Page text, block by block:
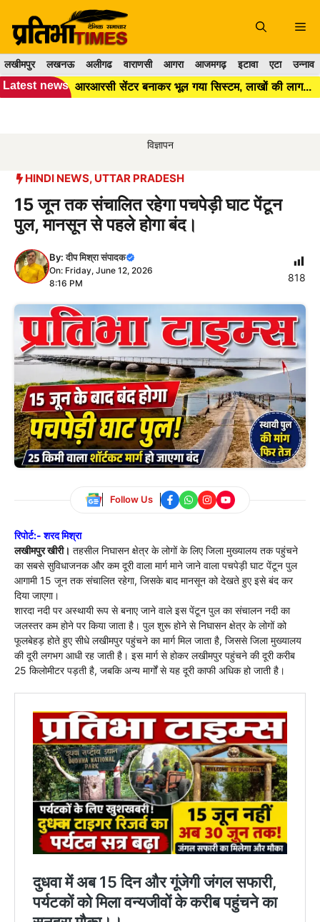
content
लखीमपुर लखनऊ अलीगढ वाराणसी आगरा आजमगढ़ इटावा एटा उन्नाव
Latest news आरआरसी सेंटर बनाकर भूल गया सिस्टम, लाखों की लागत के बाद भी कूड़ा प्रबंधन बेपटरी।।
विज्ञापन
HINDI NEWS, UTTAR PRADESH
15 जून तक संचालित रहेगा पचपेड़ी घाट पेंटून
पुल, मानसून से पहले होगा बंद।
By:दीप मिश्रा संपादक
On: Friday, June 12, 2026
8:16 PM
818
Follow Us
रिपोर्ट:- शरद मिश्रा
लखीमपुर खीरी। तहसील निघासन क्षेत्र के लोगों के लिए जिला मुख्यालय तक पहुंचने
का सबसे सुविधाजनक और कम दूरी वाला मार्ग माने जाने वाला पचपेड़ी घाट पेंटून पुल
आगामी 15 जून तक संचालित रहेगा, जिसके बाद मानसून को देखते हुए इसे बंद कर
दिया जाएगा।
शारदा नदी पर अस्थायी रूप से बनाए जाने वाले इस पेंटून पुल का संचालन नदी का
जलस्तर कम होने पर किया जाता है। पुल शुरू होने से निघासन क्षेत्र के लोगों को
फूलबेहड़ होते हुए सीधे लखीमपुर पहुंचने का मार्ग मिल जाता है, जिससे जिला मुख्यालय
की दूरी लगभग आधी रह जाती है। इस मार्ग से होकर लखीमपुर पहुंचने की दूरी करीब
25 किलोमीटर पड़ती है, जबकि अन्य मार्गों से यह दूरी काफी अधिक हो जाती है।